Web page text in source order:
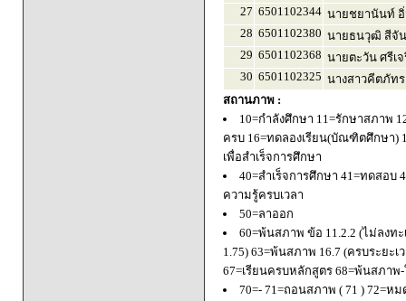
27 6501102344 นายชยานันท์
28 6501102380 นายธนวุฒิ สีจั
29 6501102368 นายตะวัน ศรีเ
30 6501102325 นางสาวคีตภัท
สถานภาพ :
10=กำลังศึกษา 11=รักษาสภาพ
ครบ 16=ทดลองเรียน(บัณฑิตศึกษา)
เพื่อสำเร็จการศึกษา
40=สำเร็จการศึกษา 41=ทดสอบ
ความรู้ครบเวลา
50=ลาออก
60=พ้นสภาพ ข้อ 11.2.2 (ไม่ลงท
1.75) 63=พ้นสภาพ 16.7 (ครบระยะ
67=เรียนครบหลักสูตร 68=พ้นสภา
70=- 71=ถอนสภาพ ( 71 ) 72=